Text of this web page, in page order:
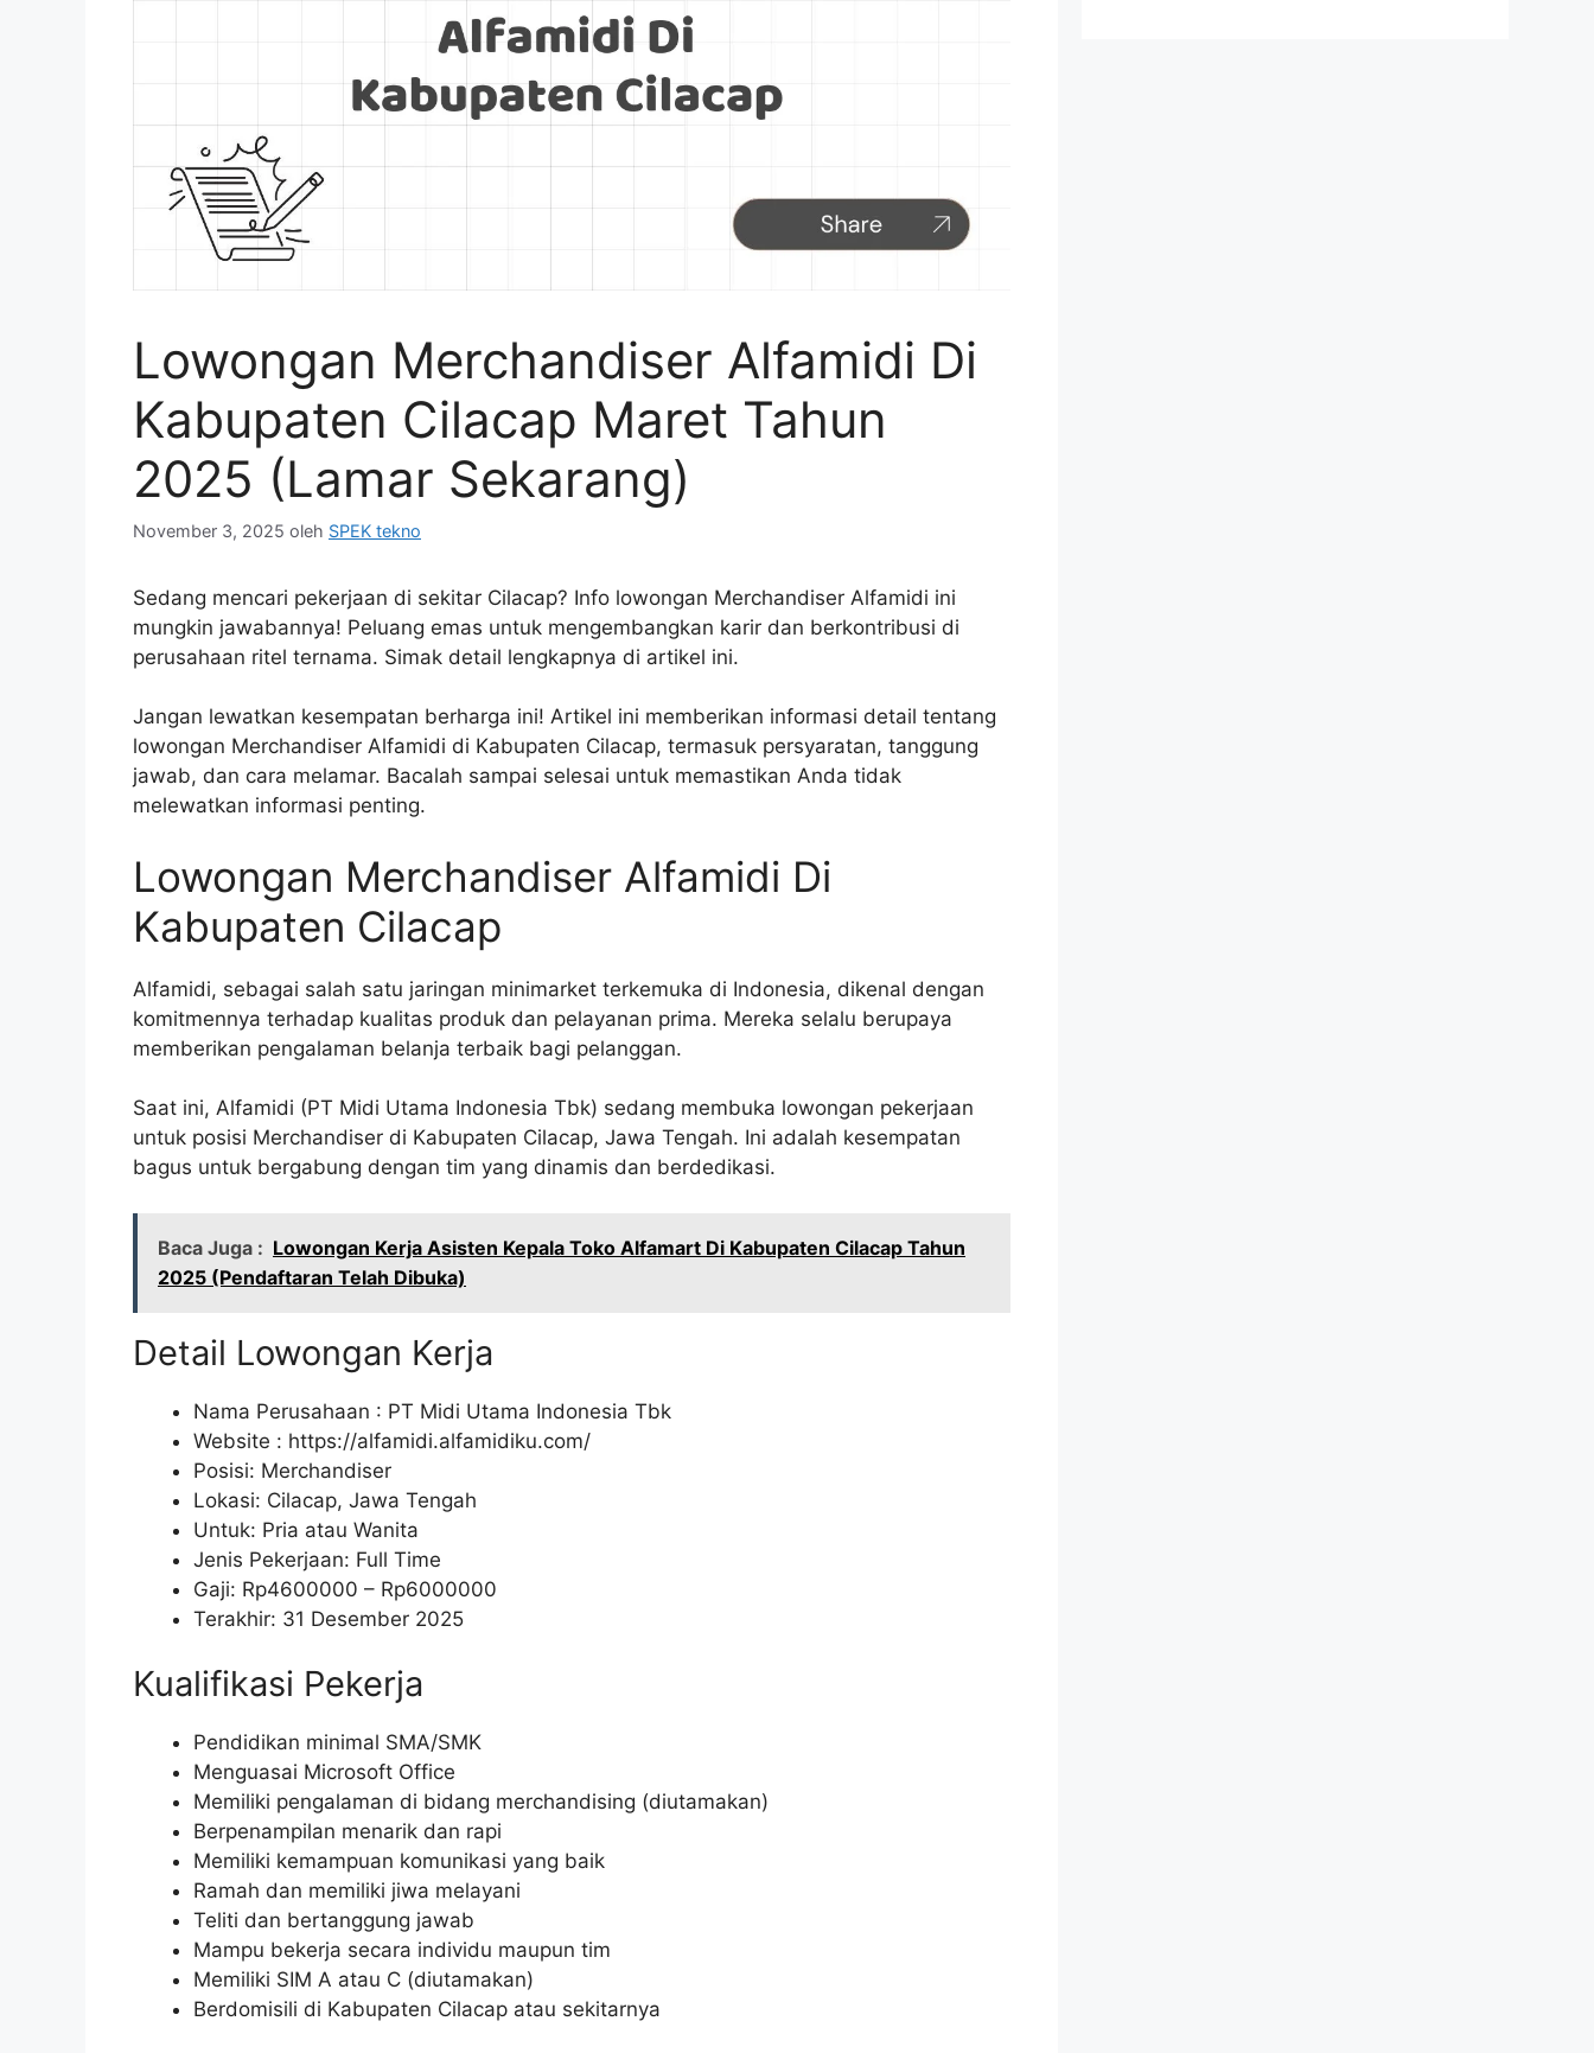
Lowongan Merchandiser Alfamidi Di
Kabupaten Cilacap Maret Tahun
2025 (Lamar Sekarang)
November 3, 2025 oleh SPEK tekno
Sedang mencari pekerjaan di sekitar Cilacap? Info lowongan Merchandiser Alfamidi ini
mungkin jawabannya! Peluang emas untuk mengembangkan karir dan berkontribusi di
perusahaan ritel ternama. Simak detail lengkapnya di artikel ini.
Jangan lewatkan kesempatan berharga ini! Artikel ini memberikan informasi detail tentang
lowongan Merchandiser Alfamidi di Kabupaten Cilacap, termasuk persyaratan, tanggung
jawab, dan cara melamar. Bacalah sampai selesai untuk memastikan Anda tidak
melewatkan informasi penting.
Lowongan Merchandiser Alfamidi Di
Kabupaten Cilacap
Alfamidi, sebagai salah satu jaringan minimarket terkemuka di Indonesia, dikenal dengan
komitmennya terhadap kualitas produk dan pelayanan prima. Mereka selalu berupaya
memberikan pengalaman belanja terbaik bagi pelanggan.
Saat ini, Alfamidi (PT Midi Utama Indonesia Tbk) sedang membuka lowongan pekerjaan
untuk posisi Merchandiser di Kabupaten Cilacap, Jawa Tengah. Ini adalah kesempatan
bagus untuk bergabung dengan tim yang dinamis dan berdedikasi.
Baca Juga : Lowongan Kerja Asisten Kepala Toko Alfamart Di Kabupaten Cilacap Tahun
2025 (Pendaftaran Telah Dibuka)
Detail Lowongan Kerja
Nama Perusahaan : PT Midi Utama Indonesia Tbk
Website : https://alfamidi.alfamidiku.com/
Posisi: Merchandiser
Lokasi: Cilacap, Jawa Tengah
Untuk: Pria atau Wanita
Jenis Pekerjaan: Full Time
Gaji: Rp4600000 – Rp6000000
Terakhir: 31 Desember 2025
Kualifikasi Pekerja
Pendidikan minimal SMA/SMK
Menguasai Microsoft Office
Memiliki pengalaman di bidang merchandising (diutamakan)
Berpenampilan menarik dan rapi
Memiliki kemampuan komunikasi yang baik
Ramah dan memiliki jiwa melayani
Teliti dan bertanggung jawab
Mampu bekerja secara individu maupun tim
Memiliki SIM A atau C (diutamakan)
Berdomisili di Kabupaten Cilacap atau sekitarnya